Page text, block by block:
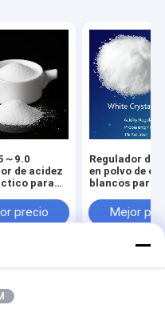
～9.0
de acidez
para
precio
Regulador de
en polvo de
blancos para
alimentaria y
3.5-4.5,
1%, Plomo
Mejor
Desktop
Policy